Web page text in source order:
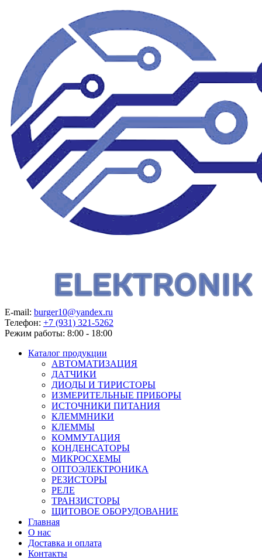
E-mail: burger10@yandex.ru
Телефон: +7 (931) 321-5262
Режим работы: 8:00 - 18:00
Каталог продукции
АВТОМАТИЗАЦИЯ
ДАТЧИКИ
ДИОДЫ И ТИРИСТОРЫ
ИЗМЕРИТЕЛЬНЫЕ ПРИБОРЫ
ИСТОЧНИКИ ПИТАНИЯ
КЛЕММНИКИ
КЛЕММЫ
КОММУТАЦИЯ
КОНДЕНСАТОРЫ
МИКРОСХЕМЫ
ОПТОЭЛЕКТРОНИКА
РЕЗИСТОРЫ
РЕЛЕ
ТРАНЗИСТОРЫ
ЩИТОВОЕ ОБОРУДОВАНИЕ
Главная
О нас
Доставка и оплата
Контакты